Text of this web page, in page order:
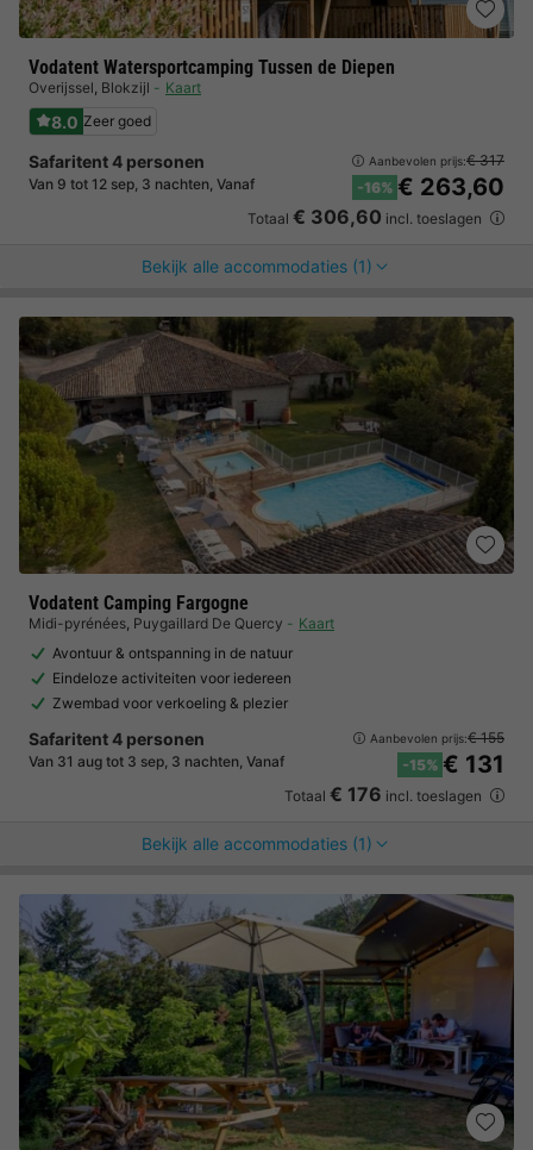
Vodatent Watersportcamping Tussen de Diepen
Overijssel, Blokzijl Kaart
8.0 Zeer goed
Safaritent 4 personen
Van 9 tot 12 sep, 3 nachten, Vanaf
Aanbevolen prijs:€ 317
-16% € 263,60
Totaal € 306,60 incl. toeslagen
Bekijk alle accommodaties (1)
Vodatent Camping Fargogne
Midi-pyrénées, Puygaillard De Quercy
Kaart
Avontuur & ontspanning in de natuur
Eindeloze activiteiten voor iedereen
Zwembad voor verkoeling & plezier
Safaritent 4 personen
Van 31 aug tot 3 sep, 3 nachten, Vanaf
Aanbevolen prijs:€ 155
-15% € 131
Totaal € 176 incl. toeslagen
Bekijk alle accommodaties (1)